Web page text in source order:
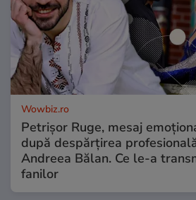
Wowbiz.ro
Petrișor Ruge, mesaj
după despărțirea
Andreea Bălan. Ce le-a
fanilor